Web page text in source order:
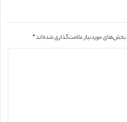
بخش‌های موردنیاز علامت‌گذاری شده‌اند*